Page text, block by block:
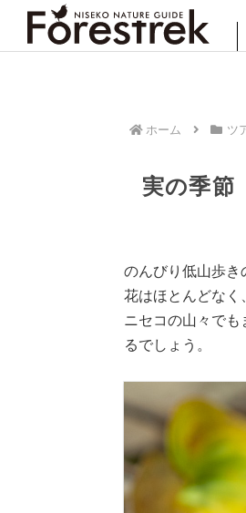
ホーム ツ
実の季節
のんびり低山歩き
花はほとんどなく
ニセコの山々で
るでしょう。